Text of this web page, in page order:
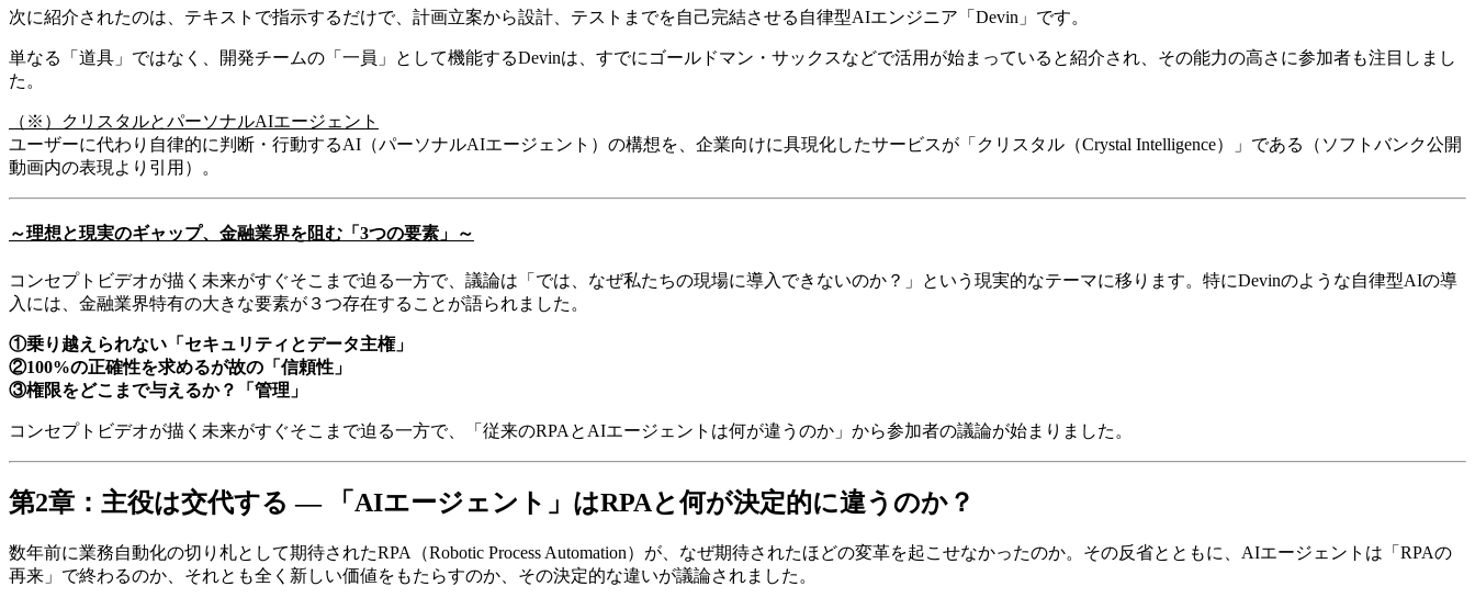
次に紹介されたのは、テキストで指示するだけで、計画立案から設計、テストまでを自己完結させる自律型AIエンジニア「Devin」です。
単なる「道具」ではなく、開発チームの「一員」として機能するDevinは、すでにゴールドマン・サックスなどで活用が始まっていると紹介され、その能力の高さに参加者も注目しまし
た。
（※）クリスタルとパーソナルAIエージェント
ユーザーに代わり自律的に判断・行動するAI（パーソナルAIエージェント）の構想を、企業向けに具現化したサービスが「クリスタル（Crystal Intelligence）」である（ソフトバンク公開
動画内の表現より引用）。
～理想と現実のギャップ、金融業界を阻む「3つの要素」～
コンセプトビデオが描く未来がすぐそこまで迫る一方で、議論は「では、なぜ私たちの現場に導入できないのか？」という現実的なテーマに移ります。特にDevinのような自律型AIの導
入には、金融業界特有の大きな要素が３つ存在することが語られました。
①乗り越えられない「セキュリティとデータ主権」
②100%の正確性を求めるが故の「信頼性」
③権限をどこまで与えるか？「管理」
コンセプトビデオが描く未来がすぐそこまで迫る一方で、「従来のRPAとAIエージェントは何が違うのか」から参加者の議論が始まりました。
第2章：主役は交代する ― 「AIエージェント」はRPAと何が決定的に違うのか？
数年前に業務自動化の切り札として期待されたRPA（Robotic Process Automation）が、なぜ期待されたほどの変革を起こせなかったのか。その反省とともに、AIエージェントは「RPAの
再来」で終わるのか、それとも全く新しい価値をもたらすのか、その決定的な違いが議論されました。